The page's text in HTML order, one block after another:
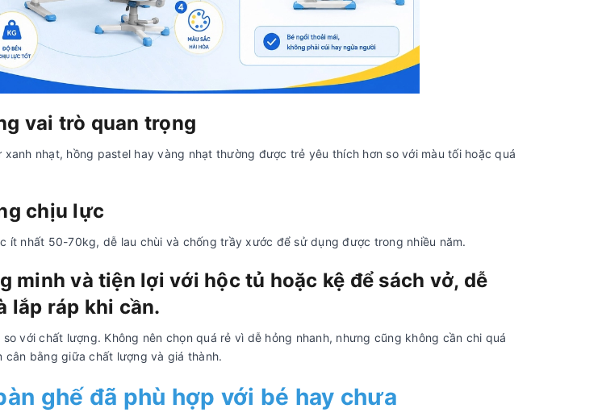
vai trò quan trọng
nhạt, hồng pastel hay vàng nhạt thường được trẻ yêu thích hơn so với màu tối hoặc quá
chịu lực
ít nhất 50-70kg, dễ lau chùi và chống trầy xước để sử dụng được trong nhiều năm.
minh và tiện lợi với hộc tủ hoặc kệ để sách vở, dễ
lắp ráp khi cần.
với chất lượng. Không nên chọn quá rẻ vì dễ hỏng nhanh, nhưng cũng không cần chi quá
cân bằng giữa chất lượng và giá thành.
ghế đã phù hợp với bé hay chưa